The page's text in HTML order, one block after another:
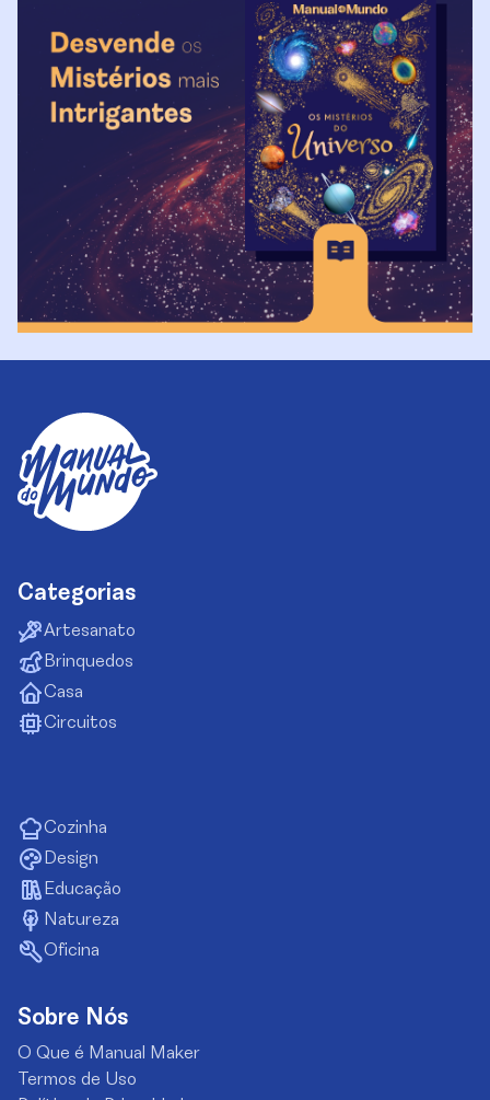
Categorias
Artesanato
Brinquedos
Casa
Circuitos
Cozinha
Design
Educação
Natureza
Oficina
Sobre Nós
O Que é Manual Maker
Termos de Uso